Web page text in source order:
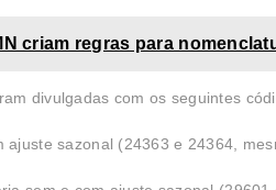
criam regras para
divulgadas com os seguintes
sazonal (24363 e 24364,